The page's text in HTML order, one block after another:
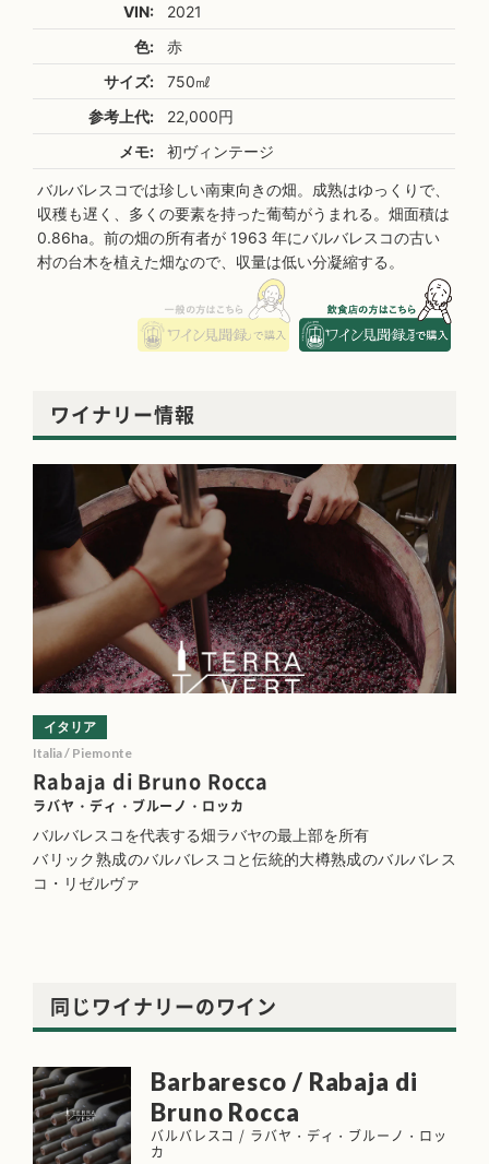
VIN:
2021
色:
赤
サイズ:
750㎖
参考上代:
22,000円
メモ:
初ヴィンテージ
バルバレスコでは珍しい南東向きの畑。成熟はゆっくりで、
収穫も遅く、多くの要素を持った葡萄がうまれる。畑面積は
0.86ha。前の畑の所有者が 1963 年にバルバレスコの古い
村の台木を植えた畑なので、収量は低い分凝縮する。
ワイナリー情報
Rabaja di Bruno Rocca
ラバヤ・ディ・ブルーノ・ロッカ
イタリア
Italia / Piemonte
バルバレスコを代表する畑ラバヤの最上部を所有
バリック熟成のバルバレスコと伝統的大樽熟成のバルバレス
コ・リゼルヴァ
同じワイナリーのワイン
Barbaresco / Rabaja di
Bruno Rocca
バルバレスコ / ラバヤ・ディ・ブルーノ・ロッ
カ